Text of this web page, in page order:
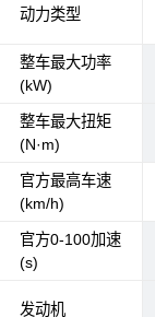
动力类型
整车最大功率
(kW)
整车最大扭矩
(N·m)
官方最高车速
(km/h)
官方0-100加速
(s)
发动机